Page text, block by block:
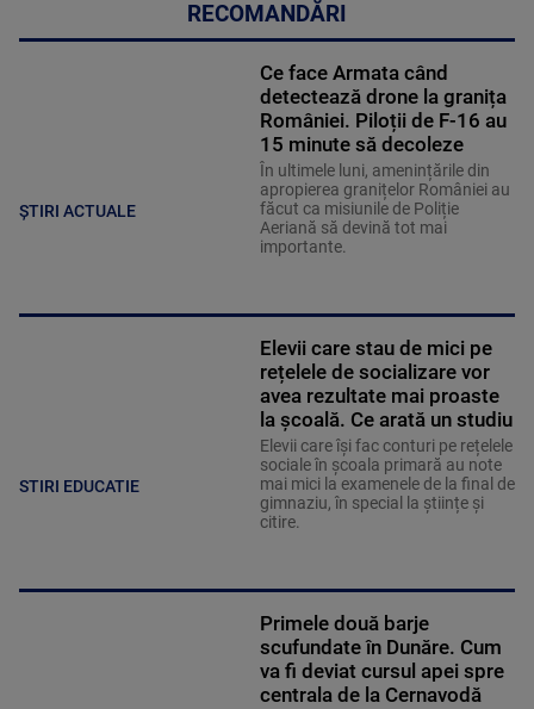
RECOMANDĂRI
ȘTIRI ACTUALE
Ce face Armata când
detectează drone la granița
României. Piloții de F-16 au
15 minute să decoleze
În ultimele luni, amenințările din
apropierea granițelor României au
făcut ca misiunile de Poliție
Aeriană să devină tot mai
importante.
STIRI EDUCATIE
Elevii care stau de mici pe
rețelele de socializare vor
avea rezultate mai proaste
la școală. Ce arată un studiu
Elevii care îşi fac conturi pe rețelele
sociale în școala primară au note
mai mici la examenele de la final de
gimnaziu, în special la științe și
citire.
Primele două barje
scufundate în Dunăre. Cum
va fi deviat cursul apei spre
centrala de la Cernavodă